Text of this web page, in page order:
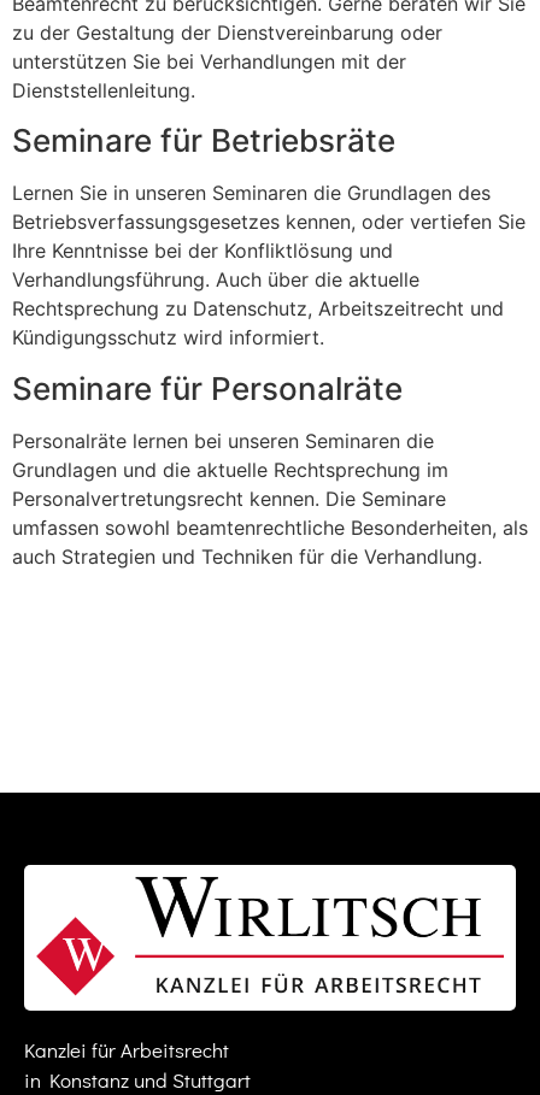
zu der Gestaltung der Dienstvereinbarung oder
unterstützen Sie bei Verhandlungen mit der
Dienststellenleitung.
Seminare für Betriebsräte
Lernen Sie in unseren Seminaren die Grundlagen des
Betriebsverfassungsgesetzes kennen, oder vertiefen Sie
Ihre Kenntnisse bei der Konfliktlösung und
Verhandlungsführung. Auch über die aktuelle
Rechtsprechung zu Datenschutz, Arbeitszeitrecht und
Kündigungsschutz wird informiert.
Seminare für Personalräte
Personalräte lernen bei unseren Seminaren die
Grundlagen und die aktuelle Rechtsprechung im
Personalvertretungsrecht kennen. Die Seminare
umfassen sowohl beamtenrechtliche Besonderheiten, als
auch Strategien und Techniken für die Verhandlung.
Kanzlei für Arbeitsrecht
in Konstanz und Stuttgart